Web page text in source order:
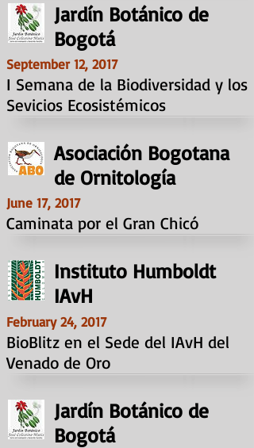
Jardín Botánico de
Bogotá
September 12, 2017
I Semana de la Biodiversidad y los
Sevicios Ecosistémicos
Asociación Bogotana
de Ornitología
June 17, 2017
Caminata por el Gran Chicó
Instituto Humboldt
IAvH
February 24, 2017
BioBlitz en el Sede del IAvH del
Venado de Oro
Jardín Botánico de
Bogotá